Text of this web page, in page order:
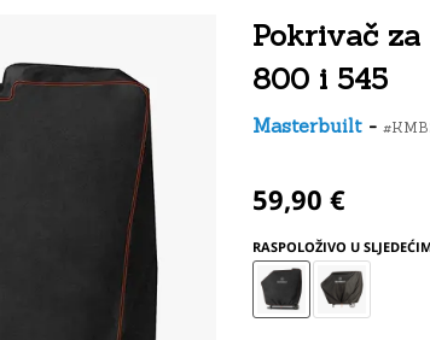
Pokrivač
800 i 545
Masterbuilt-
59,90 €
RASPOLOŽIVO U